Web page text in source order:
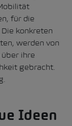
für die
konkreten
werden von
über ihre
gebracht.
Ideen